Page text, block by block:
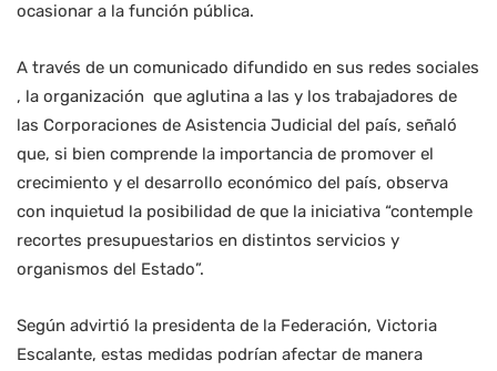
ocasionar a la función pública.
A través de un comunicado difundido en sus redes sociales
, la organización que aglutina a las y los trabajadores de
las Corporaciones de Asistencia Judicial del país, señaló
que, si bien comprende la importancia de promover el
crecimiento y el desarrollo económico del país, observa
con inquietud la posibilidad de que la iniciativa “contemple
recortes presupuestarios en distintos servicios y
organismos del Estado”.
Según advirtió la presidenta de la Federación, Victoria
Escalante, estas medidas podrían afectar de manera